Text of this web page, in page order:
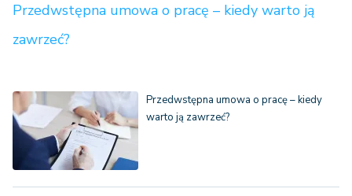
Przedwstępna umowa o pracę – kiedy warto ją
zawrzeć?
Przedwstępna umowa o pracę – kiedy
warto ją zawrzeć?